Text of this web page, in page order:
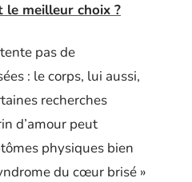
le meilleur choix ?
pas de
: le corps, lui aussi,
recherches
d’amour peut
physiques bien
du cœur brisé »